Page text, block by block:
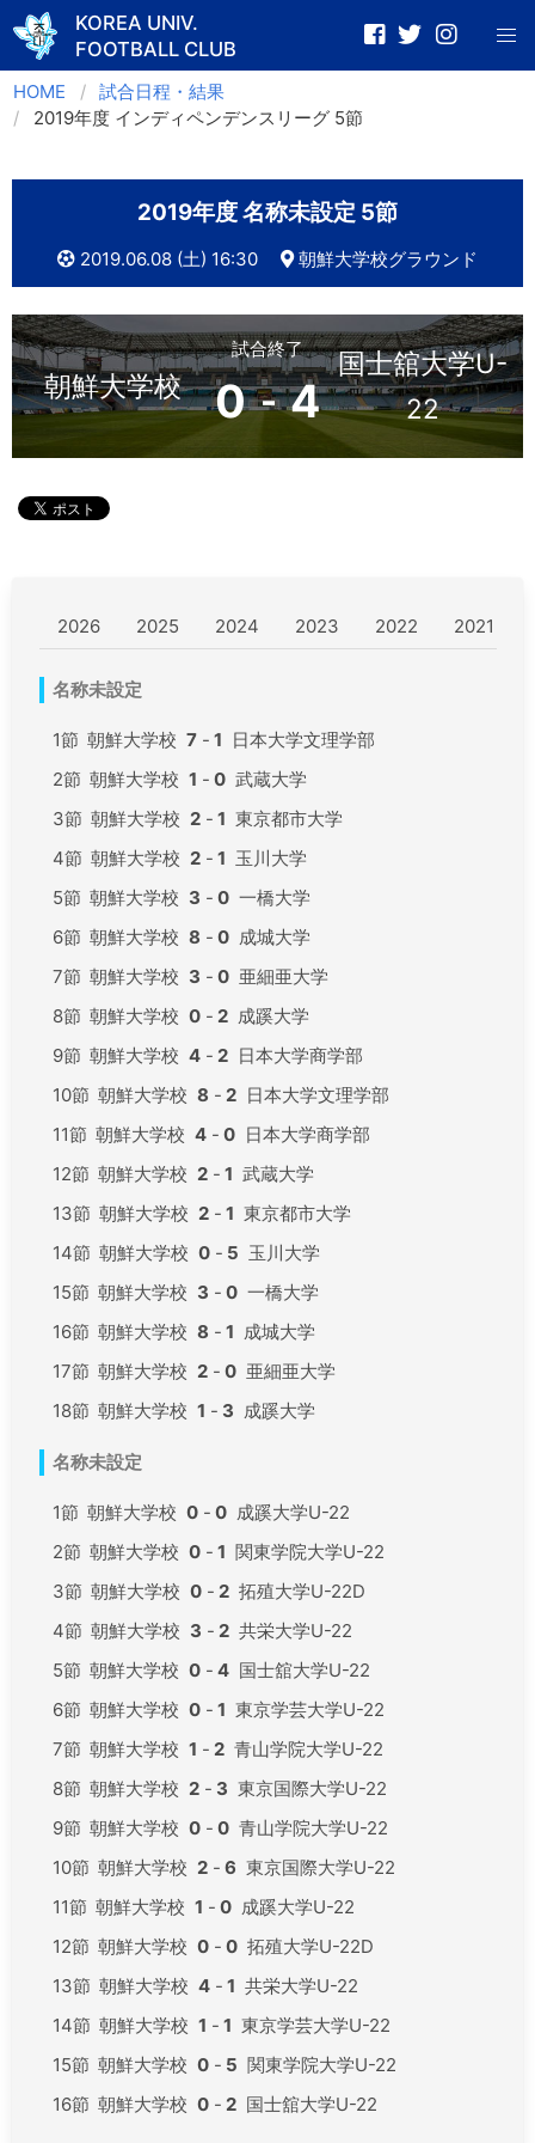
Skip
to
content
KOREA UNIV.
FOOTBALL CLUB
HOME
試合日程・結果
2019年度 インディペンデンスリーグ 5節
2019年度 名称未設定 5節
2019.06.08 (土) 16:30 朝鮮大学校グラウンド
朝鮮大学校
試合終了
0 - 4
国士舘大学U-
22
2026 2025 2024 2023 2022 2021
名称未設定
1節 朝鮮大学校 7 - 1 日本大学文理学部
2節 朝鮮大学校 1 - 0 武蔵大学
3節 朝鮮大学校 2 - 1 東京都市大学
4節 朝鮮大学校 2 - 1 玉川大学
5節 朝鮮大学校 3 - 0 一橋大学
6節 朝鮮大学校 8 - 0 成城大学
7節 朝鮮大学校 3 - 0 亜細亜大学
8節 朝鮮大学校 0 - 2 成蹊大学
9節 朝鮮大学校 4 - 2 日本大学商学部
10節 朝鮮大学校 8 - 2 日本大学文理学部
11節 朝鮮大学校 4 - 0 日本大学商学部
12節 朝鮮大学校 2 - 1 武蔵大学
13節 朝鮮大学校 2 - 1 東京都市大学
14節 朝鮮大学校 0 - 5 玉川大学
15節 朝鮮大学校 3 - 0 一橋大学
16節 朝鮮大学校 8 - 1 成城大学
17節 朝鮮大学校 2 - 0 亜細亜大学
18節 朝鮮大学校 1 - 3 成蹊大学
名称未設定
1節 朝鮮大学校 0 - 0 成蹊大学U-22
2節 朝鮮大学校 0 - 1 関東学院大学U-22
3節 朝鮮大学校 0 - 2 拓殖大学U-22D
4節 朝鮮大学校 3 - 2 共栄大学U-22
5節 朝鮮大学校 0 - 4 国士舘大学U-22
6節 朝鮮大学校 0 - 1 東京学芸大学U-22
7節 朝鮮大学校 1 - 2 青山学院大学U-22
8節 朝鮮大学校 2 - 3 東京国際大学U-22
9節 朝鮮大学校 0 - 0 青山学院大学U-22
10節 朝鮮大学校 2 - 6 東京国際大学U-22
11節 朝鮮大学校 1 - 0 成蹊大学U-22
12節 朝鮮大学校 0 - 0 拓殖大学U-22D
13節 朝鮮大学校 4 - 1 共栄大学U-22
14節 朝鮮大学校 1 - 1 東京学芸大学U-22
15節 朝鮮大学校 0 - 5 関東学院大学U-22
16節 朝鮮大学校 0 - 2 国士舘大学U-22